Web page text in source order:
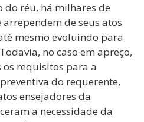
do réu, há milhares de
de seus atos
mesmo evoluindo para
no caso em apreço,
os requisitos para a
do requerente,
ensejadores da
a necessidade da